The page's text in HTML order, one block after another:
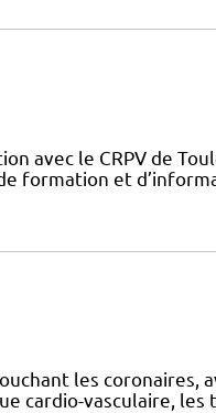
avec le CRPV de
formation et
les coronaires,
cardio-vasculaire,